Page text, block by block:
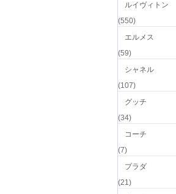
ルイヴィトン
(550)
エルメス
(59)
シャネル
(107)
グッチ
(34)
コーチ
(7)
プラダ
(21)